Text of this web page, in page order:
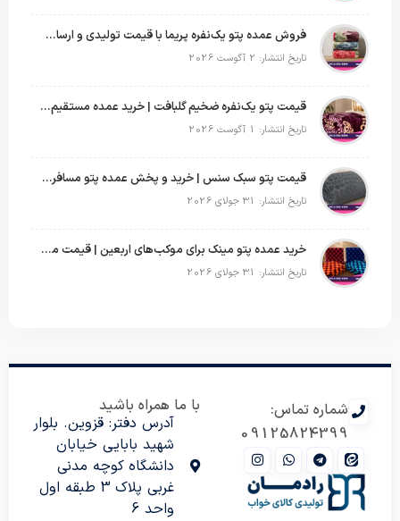
فروش عمده پتو یک‌نفره پریما با قیمت تولیدی و ارسال به سراسر کشور
تاریخ انتشار: 2 آگوست 2026
قیمت پتو یک‌نفره ضخیم گلبافت | خرید عمده مستقیم با بهترین قیمت
تاریخ انتشار: 1 آگوست 2026
قیمت پتو سبک سنس | خرید و پخش عمده پتو مسافرتی Sense
تاریخ انتشار: 31 جولای 2026
خرید عمده پتو مینک برای موکب‌های اربعین | قیمت مناسب و ارسال سریع
تاریخ انتشار: 31 جولای 2026
شماره تماس:
09125824399
با ما همراه باشید
آدرس دفتر: قزوین. بلوار
شهید بابایی خیابان
دانشگاه کوچه مدنی
غربی پلاک 3 طبقه اول
واحد 6